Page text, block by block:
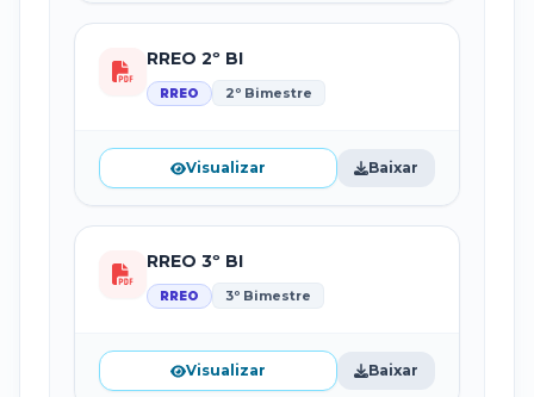
RREO 2º BI
RREO 2º Bimestre
Visualizar Baixar
RREO 3º BI
RREO 3º Bimestre
Visualizar Baixar